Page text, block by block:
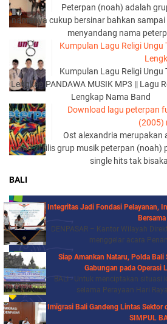
Peterpan (noah) adalah
namanya cukup bersinar bahkan
menyandang nama
Kumpulan Lagu Religi Ungu
Kumpulan Lagu Religi Ungu
Lengkap PANDAWA MUSIK MP3 || Lagu
Lengkap Nama Band
Download lagu peterpan
(2005)
Ost alexandria merupakan
yang di rilis grup musik peterpan (noah)
single hits tak
BALI
Integritas Jadi Fondasi Pelayanan,
Bersama
DENPASAR – Kantor Wilayah
menggelar acara
Siap Amankan Nataru, Polda Bali
Gabungan pada Operasi
BALI - Untuk menciptakan
selama Perayaan Hari
Imigrasi Bali Gandeng Lintas
SIMPUL